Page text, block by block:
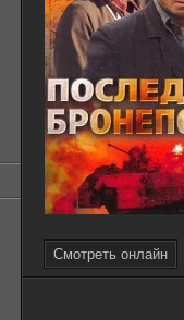
Смотреть онлайн